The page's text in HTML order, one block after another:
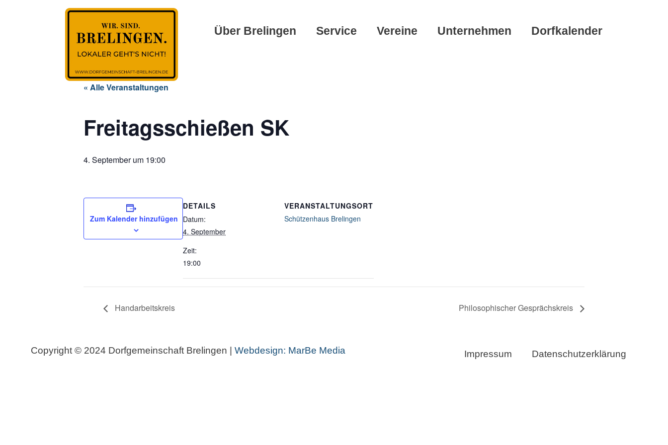
Über Brelingen Service Vereine Unternehmen Dorfkalender
« Alle Veranstaltungen
Freitagsschießen SK
4. September um 19:00
Zum Kalender hinzufügen
DETAILS
Datum:
4. September
Zeit:
19:00
VERANSTALTUNGSORT
Schützenhaus Brelingen
Handarbeitskreis Philosophischer Gesprächskreis
Copyright © 2024 Dorfgemeinschaft Brelingen | Webdesign: MarBe Media Impressum Datenschutzerklärung